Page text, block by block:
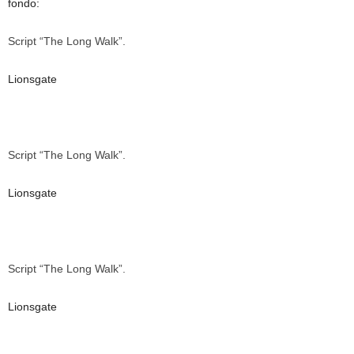
fondo:
Script “The Long Walk”.
Lionsgate
Script “The Long Walk”.
Lionsgate
Script “The Long Walk”.
Lionsgate